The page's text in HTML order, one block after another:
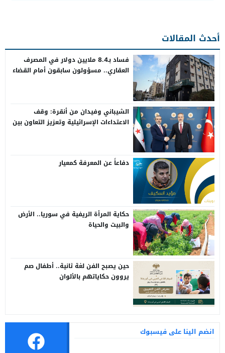
أحدث المقالات
فساد بـ8.4 ملايين دولار في المصرف
العقاري.. مسؤولون سابقون أمام القضاء
الشيباني وفيدان من أنقرة: وقف
الاعتداءات الإسرائيلية وتعزيز التعاون بين
دفاعاً عن المعرفة كمعيار
حكاية المرأة الريفية في سوريا.. الأرض
والبيت والحياة
حين يصبح الفن لغة ثانية.. أطفال صم
يروون حكاياتهم بالألوان
انضم الينا على فيسبوك